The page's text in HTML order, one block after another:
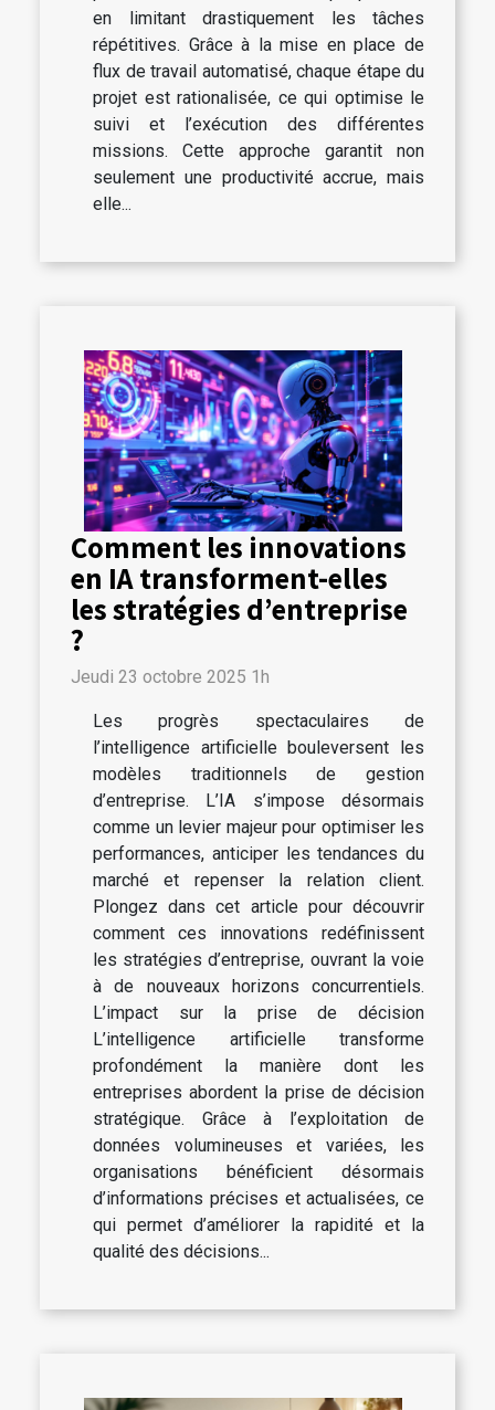
en limitant drastiquement les tâches
répétitives. Grâce à la mise en place de
flux de travail automatisé, chaque étape du
projet est rationalisée, ce qui optimise le
suivi et l’exécution des différentes
missions. Cette approche garantit non
seulement une productivité accrue, mais
elle...
Comment les innovations
en IA transforment-elles
les stratégies d’entreprise
?
Jeudi 23 octobre 2025 1h
Les progrès spectaculaires de
l’intelligence artificielle bouleversent les
modèles traditionnels de gestion
d’entreprise. L’IA s’impose désormais
comme un levier majeur pour optimiser les
performances, anticiper les tendances du
marché et repenser la relation client.
Plongez dans cet article pour découvrir
comment ces innovations redéfinissent
les stratégies d’entreprise, ouvrant la voie
à de nouveaux horizons concurrentiels.
L’impact sur la prise de décision
L’intelligence artificielle transforme
profondément la manière dont les
entreprises abordent la prise de décision
stratégique. Grâce à l’exploitation de
données volumineuses et variées, les
organisations bénéficient désormais
d’informations précises et actualisées, ce
qui permet d’améliorer la rapidité et la
qualité des décisions...